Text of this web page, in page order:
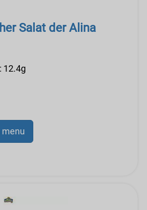
Salat der Alina
12.4g
menu